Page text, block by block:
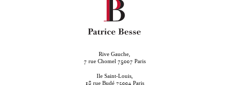
Rive Gauche,
7 rue Chomel 75007 Paris
Ile Saint-Louis,
18 rue Budé 75004 Paris